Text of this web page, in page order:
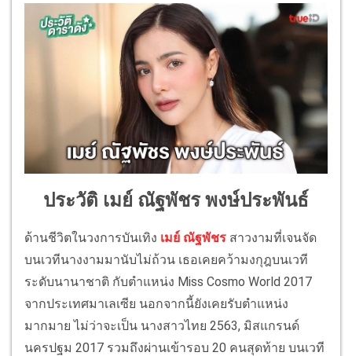
ประวัติ เมย์ ณัฐพัชร พงษ์ประพันธ์
ด้านชีวิตในวงการบันเทิง เมย์ ณัฐพัชร สาวงามที่เจนจัด
บนเวทีนางงามมานับไม่ถ้วน เธอเคยคว้ามงกุฎบนเวที
ระดับนานาชาติ กับตำแหน่ง Miss Cosmo World 2017
จากประเทศมาเลเซีย นอกจากนี้ยังเคยรับตำแหน่ง
มากมาย ไม่ว่าจะเป็น นางสาวไทย 2563, มิสแกรนด์
นครปฐม 2017 รวมถึงผ่านเข้ารอบ 20 คนสุดท้าย บนเวที